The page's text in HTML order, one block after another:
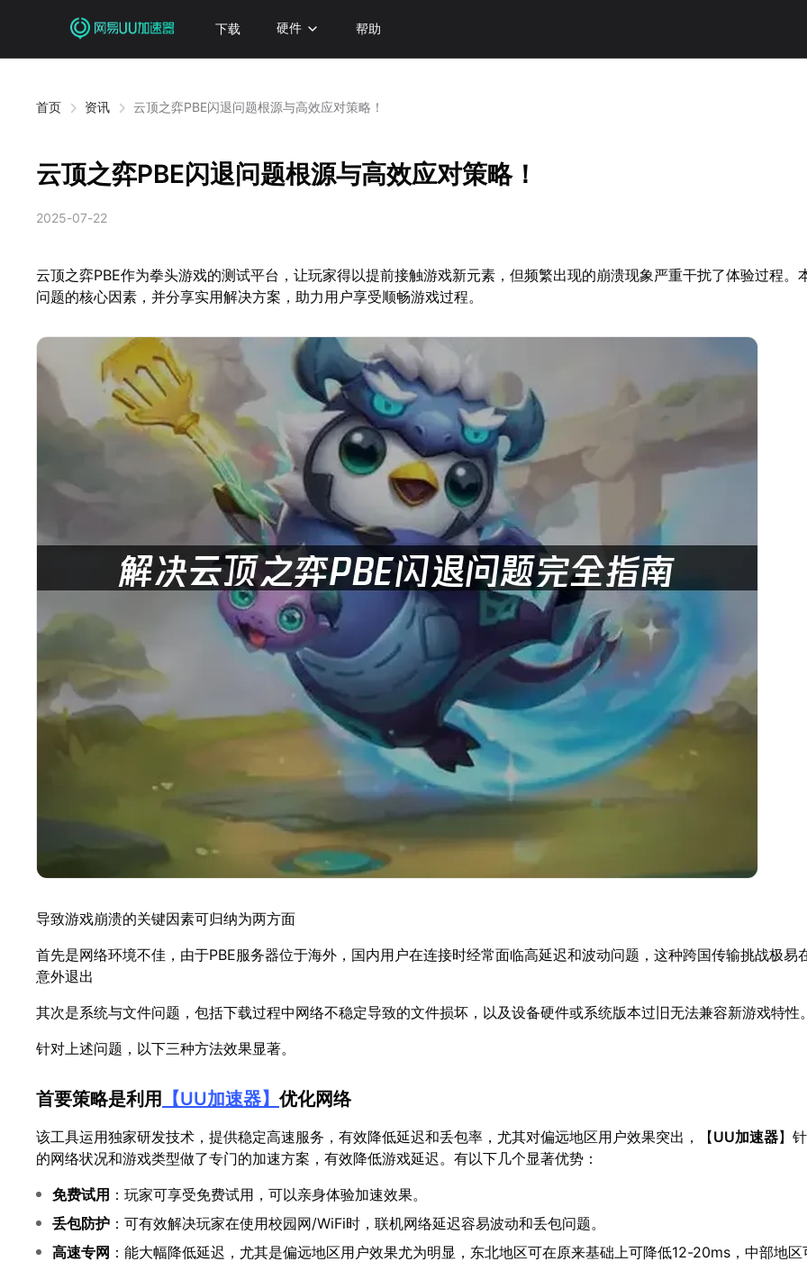
下载 硬件 帮助
首页 资讯 云顶之弈PBE闪退问题根源与高效应对策略！
云顶之弈PBE闪退问题根源与高效应对策略！
2025-07-22
云顶之弈PBE作为拳头游戏的测试平台，让玩家得以提前接触游戏新元素，但频繁出现的崩溃现象严重干扰了体验过程。
问题的核心因素，并分享实用解决方案，助力用户享受顺畅游戏过程。
导致游戏崩溃的关键因素可归纳为两方面
首先是网络环境不佳，由于PBE服务器位于海外，国内用户在连接时经常面临高延迟和波动问题，这种跨国传输挑战极易
意外退出
其次是系统与文件问题，包括下载过程中网络不稳定导致的文件损坏，以及设备硬件或系统版本过旧无法兼容新游戏特性
针对上述问题，以下三种方法效果显著。
首要策略是利用 【UU加速器】优化网络
该工具运用独家研发技术，提供稳定高速服务，有效降低延迟和丢包率，尤其对偏远地区用户效果突出，【UU加速器】
的网络状况和游戏类型做了专门的加速方案，有效降低游戏延迟。有以下几个显著优势：
免费试用 ：玩家可享受免费试用，可以亲身体验加速效果。
丢包防护 ：可有效解决玩家在使用校园网/WiFi时，联机网络延迟容易波动和丢包问题。
高速专网 ：能大幅降低延迟，尤其是偏远地区用户效果尤为明显，东北地区可在原来基础上可降低12-20ms，中部地